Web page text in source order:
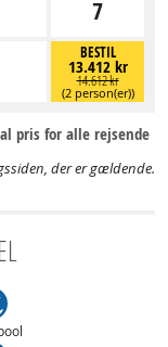
7
BESTIL
13.412 kr
14.612 kr
(2 person(er))
pris for alle rejsende
der er gældende.